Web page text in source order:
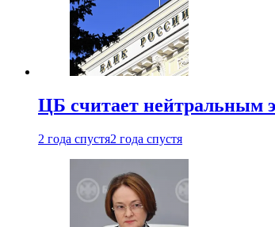
ЦБ считает нейтральным
2 года спустя2 года спустя